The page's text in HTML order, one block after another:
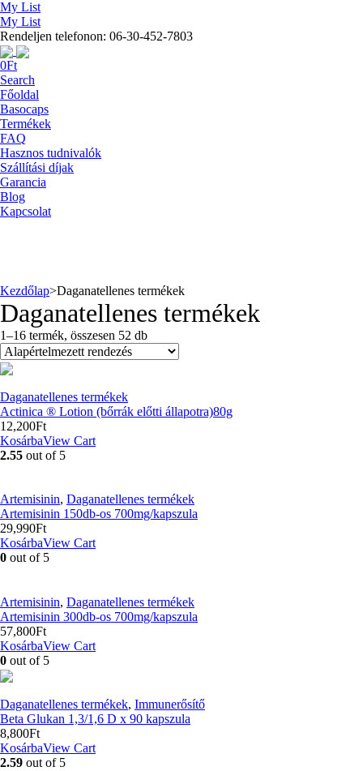
My List
My List
Rendeljen telefonon: 06-30-452-7803
0Ft
Search
Főoldal
Basocaps
Termékek
FAQ
Hasznos tudnivalók
Szállítási díjak
Garancia
Blog
Kapcsolat
Kezdőlap>Daganatellenes termékek
Daganatellenes termékek
1–16 termék, összesen 52 db
Daganatellenes termékek
Actinica ® Lotion (bőrrák előtti állapotra)80g
12,200Ft
KosárbaView Cart
2.55 out of 5
Artemisinin, Daganatellenes termékek
Artemisinin 150db-os 700mg/kapszula
29,990Ft
KosárbaView Cart
0 out of 5
Artemisinin, Daganatellenes termékek
Artemisinin 300db-os 700mg/kapszula
57,800Ft
KosárbaView Cart
0 out of 5
Daganatellenes termékek, Immunerősítő
Beta Glukan 1,3/1,6 D x 90 kapszula
8,800Ft
KosárbaView Cart
2.59 out of 5